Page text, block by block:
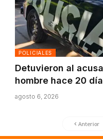
POLICIALES
Detuvieron al
hombre hace 20
agosto 6, 2026
Anterior